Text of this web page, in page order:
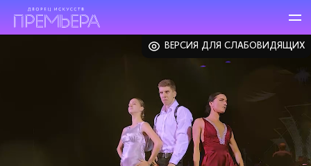
ВЕРСИЯ ДЛЯ СЛАБОВИДЯЩИХ